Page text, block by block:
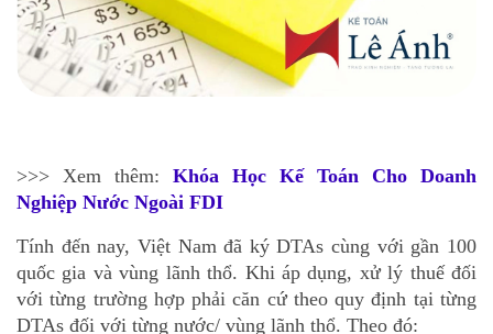
>>> Xem thêm: Khóa Học Kế Toán Cho Doanh
Nghiệp Nước Ngoài FDI
Tính đến nay, Việt Nam đã ký DTAs cùng với gần 100
quốc gia và vùng lãnh thổ. Khi áp dụng, xử lý thuế đối
với từng trường hợp phải căn cứ theo quy định tại từng
DTAs đối với từng nước/ vùng lãnh thổ. Theo đó: